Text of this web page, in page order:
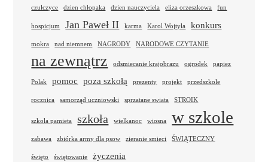
czułczyce dzien chłopaka dzien nauczyciela eliza orzeszkowa fun
hospicjum Jan Paweł II karma Karol Wojtyła konkurs
mokra nad niemnem NAGRODY NARODOWE CZYTANIE
na zewnątrz odsmiecanie krajobrazu ogrodek papiez
Polak pomoc poza szkołą prezenty projekt przedszkole
rocznica samorząd uczniowski sprzatane swiata STROIK
szkola pamieta szkoła wielkanoc wiosna w szkole
zabawa zbiórka army dla psow zieranie smieci ŚWIĄTECZNY
święto świętowanie życzenia